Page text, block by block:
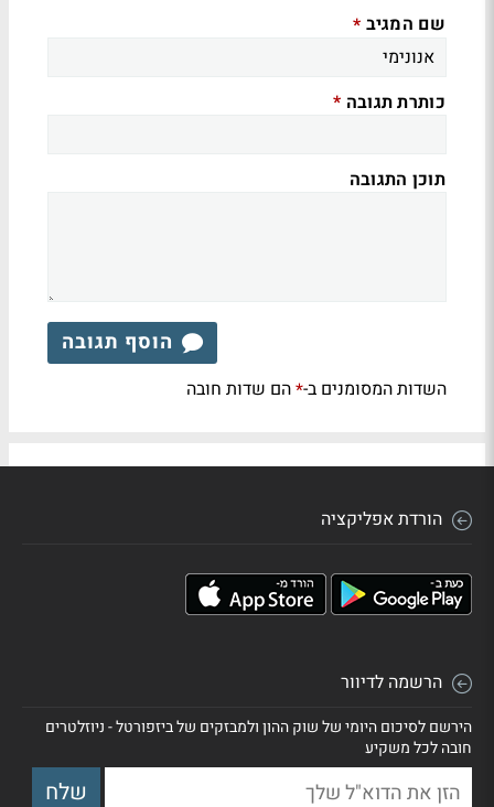
שם המגיב *
כותרת תגובה *
תוכן התגובה
הוסף תגובה
השדות המסומנים ב-*הם שדות חובה
הורדת אפליקציה
הרשמה לדיוור
הירשם לסיכום היומי של שוק ההון ולמבזקים של ביזפורטל - ניוזלטרים
חובה לכל משקיע